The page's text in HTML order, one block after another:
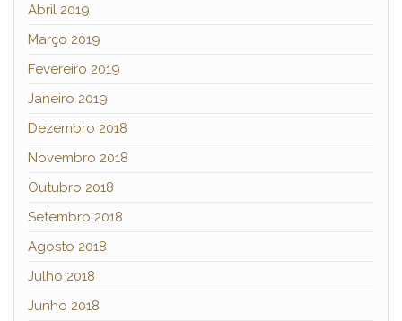
Abril 2019
Março 2019
Fevereiro 2019
Janeiro 2019
Dezembro 2018
Novembro 2018
Outubro 2018
Setembro 2018
Agosto 2018
Julho 2018
Junho 2018